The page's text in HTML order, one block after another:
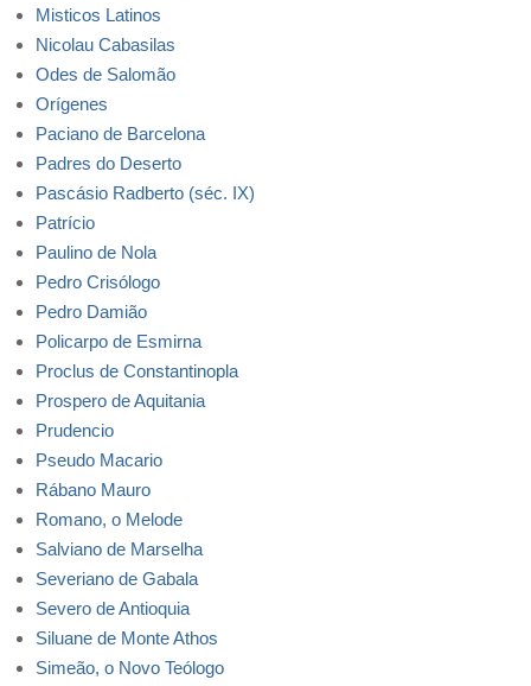
Misticos Latinos
Nicolau Cabasilas
Odes de Salomão
Orígenes
Paciano de Barcelona
Padres do Deserto
Pascásio Radberto (séc. IX)
Patrício
Paulino de Nola
Pedro Crisólogo
Pedro Damião
Policarpo de Esmirna
Proclus de Constantinopla
Prospero de Aquitania
Prudencio
Pseudo Macario
Rábano Mauro
Romano, o Melode
Salviano de Marselha
Severiano de Gabala
Severo de Antioquia
Siluane de Monte Athos
Simeão, o Novo Teólogo